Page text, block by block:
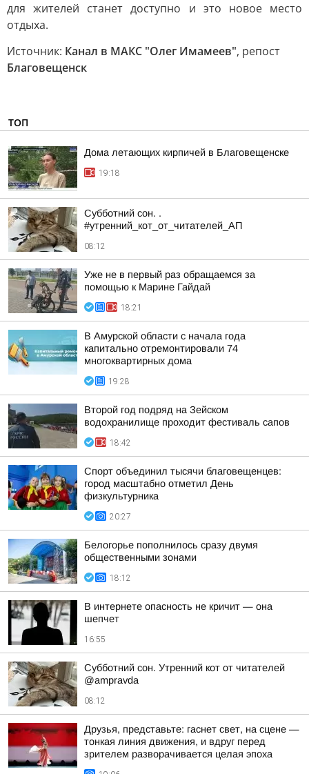
для жителей станет доступно и это новое место
отдыха.
Источник: Канал в МАКС "Олег Имамеев", репост
Благовещенск
ТОП
Дома летающих кирпичей в Благовещенске
19:18
Субботний сон. .
#утренний_кот_от_читателей_АП
08:12
Уже не в первый раз обращаемся за
помощью к Марине Гайдай
18:21
В Амурской области с начала года
капитально отремонтировали 74
многоквартирных дома
19:28
Второй год подряд на Зейском
водохранилище проходит фестиваль сапов
18:42
Спорт объединил тысячи благовещенцев:
город масштабно отметил День
физкультурника
20:27
Белогорье пополнилось сразу двумя
общественными зонами
18:12
В интернете опасность не кричит — она
шепчет
16:55
Субботний сон. Утренний кот от читателей
@ampravda
08:12
Друзья, представьте: гаснет свет, на сцене —
тонкая линия движения, и вдруг перед
зрителем разворачивается целая эпоха